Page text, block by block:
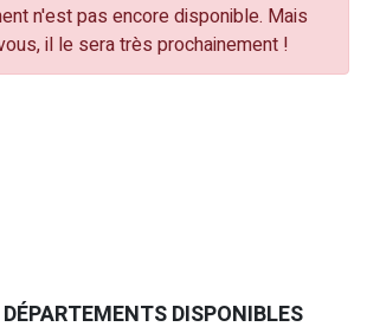
n'est pas encore disponible. Mais
il le sera très prochainement !
DISPONIBLES